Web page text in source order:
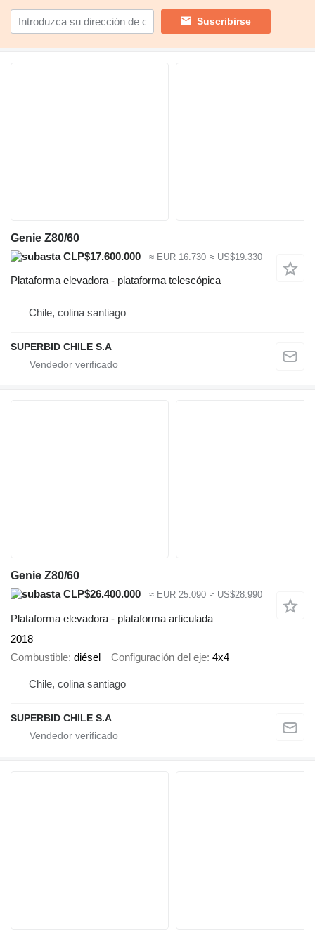
Suscribirse
Genie Z80/60
CLP$17.600.000
≈ EUR 16.730 ≈ US$19.330
Plataforma elevadora - plataforma telescópica
Chile, colina santiago
SUPERBID CHILE S.A
Genie Z80/60
CLP$26.400.000
≈ EUR 25.090 ≈ US$28.990
Plataforma elevadora - plataforma articulada
2018
Combustible diésel Configuración del eje 4x4
Chile, colina santiago
SUPERBID CHILE S.A